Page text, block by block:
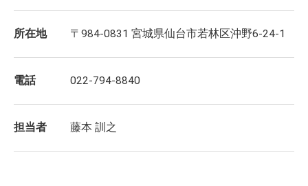
所在地 〒984-0831 宮城県仙台市若林区沖野6-24-1
電話 022-794-8840
担当者 藤本 訓之